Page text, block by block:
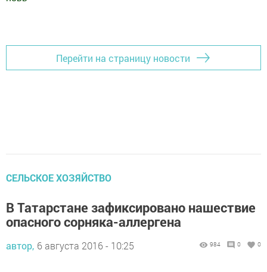
Перейти на страницу новости
СЕЛЬСКОЕ ХОЗЯЙСТВО
В Татарстане зафиксировано нашествие
опасного сорняка-аллергена
автор, 6 августа 2016 - 10:25 984 0 0